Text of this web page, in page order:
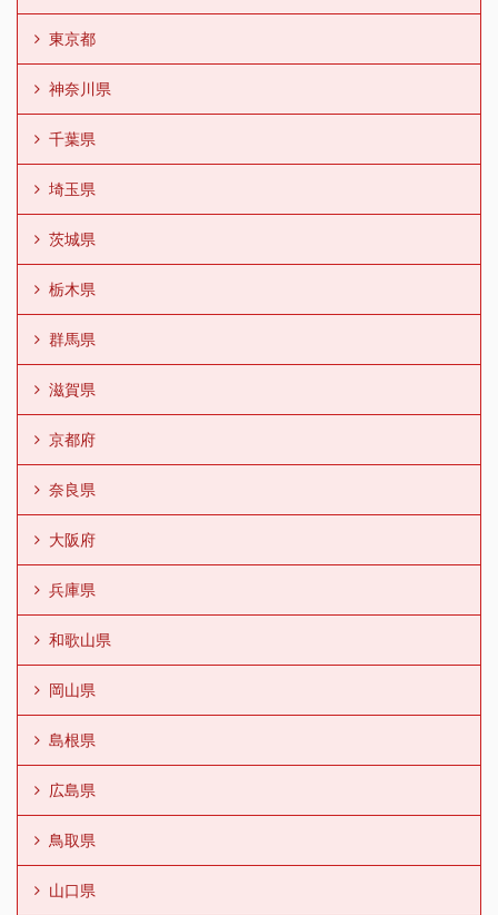
東京都
神奈川県
千葉県
埼玉県
茨城県
栃木県
群馬県
滋賀県
京都府
奈良県
大阪府
兵庫県
和歌山県
岡山県
島根県
広島県
鳥取県
山口県